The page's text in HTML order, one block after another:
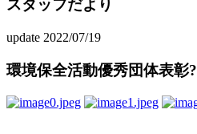
スタッフだより
update 2022/07/19
環境保全活動優秀団体表彰?